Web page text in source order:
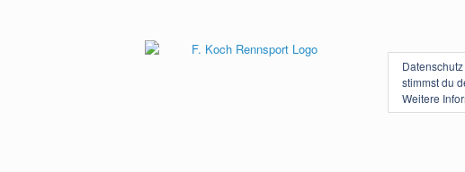
stimmst du
Weitere